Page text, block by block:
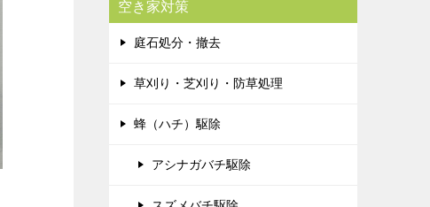
空き家対策
庭石処分・撤去
草刈り・芝刈り・防草処理
蜂（ハチ）駆除
アシナガバチ駆除